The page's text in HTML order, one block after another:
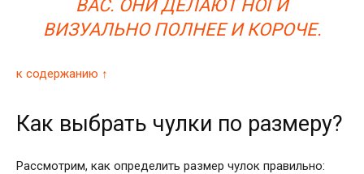
ВАС. ОНИ ДЕЛАЮТ НОГИ
ВИЗУАЛЬНО ПОЛНЕЕ И КОРОЧЕ.
к содержанию ↑
Как выбрать чулки по размеру?
Рассмотрим, как определить размер чулок правильно: